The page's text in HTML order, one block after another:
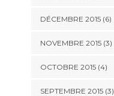
DÉCEMBRE 2015(6)
NOVEMBRE 2015(3)
OCTOBRE 2015(4)
SEPTEMBRE 2015(3)